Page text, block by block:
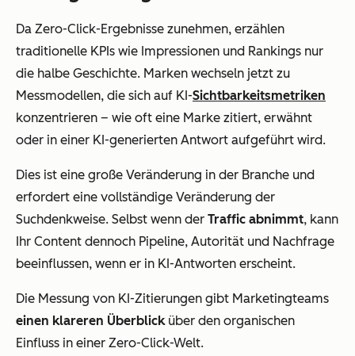
Da Zero-Click-Ergebnisse zunehmen, erzählen
traditionelle KPIs wie Impressionen und Rankings nur
die halbe Geschichte. Marken wechseln jetzt zu
Messmodellen, die sich auf KI-Sichtbarkeitsmetriken
konzentrieren – wie oft eine Marke zitiert, erwähnt
oder in einer KI-generierten Antwort aufgeführt wird.
Dies ist eine große Veränderung in der Branche und
erfordert eine vollständige Veränderung der
Suchdenkweise. Selbst wenn der Traffic abnimmt, kann
Ihr Content dennoch Pipeline, Autorität und Nachfrage
beeinflussen, wenn er in KI-Antworten erscheint.
Die Messung von KI-Zitierungen gibt Marketingteams
einen klareren Überblicküber den organischen
Einfluss in einer Zero-Click-Welt.